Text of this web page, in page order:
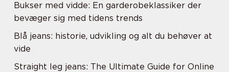
Bukser med vidde: En garderobeklassiker der
bevæger sig med tidens trends
Blå jeans: historie, udvikling og alt du behøver at
vide
Straight leg jeans: The Ultimate Guide for Online